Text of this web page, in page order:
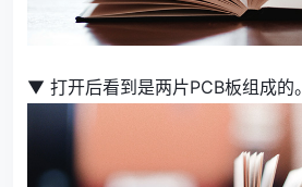
▼ 打开后看到是两片PCB板组成的。